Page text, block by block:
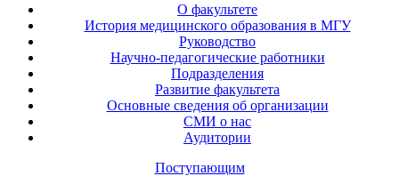
О факультете
История медицинского образования в МГУ
Руководство
Научно-педагогические работники
Подразделения
Развитие факультета
Основные сведения об организации
СМИ о нас
Аудитории
Поступающим